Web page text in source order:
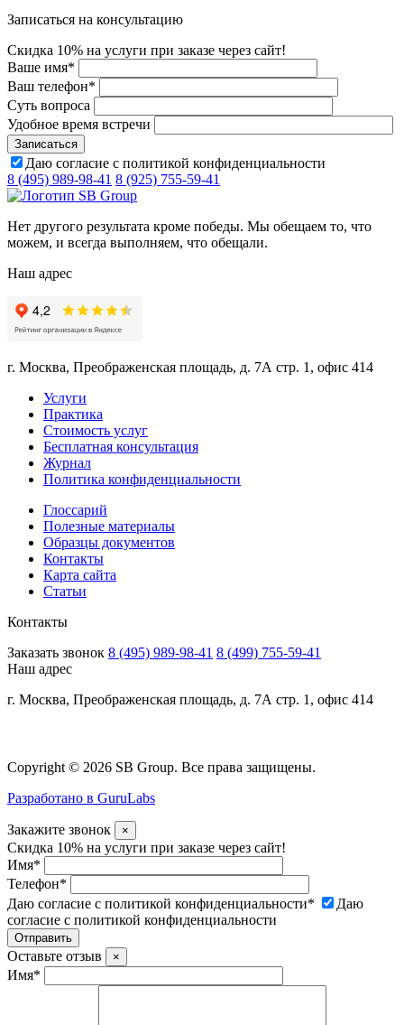
Записаться на консультацию
Скидка 10% на услуги при заказе через сайт!
Ваше имя*
Ваш телефон*
Суть вопроса
Удобное время встречи
Даю согласие с политикой конфиденциальности
8 (495) 989-98-41 8 (925) 755-59-41
Нет другого результата кроме победы. Мы обещаем то, что
можем, и всегда выполняем, что обещали.
Наш адрес
г. Москва, Преображенская площадь, д. 7А стр. 1, офис 414
Услуги
Практика
Стоимость услуг
Бесплатная консультация
Журнал
Политика конфиденциальности
Глоссарий
Полезные материалы
Образцы документов
Контакты
Карта сайта
Статьи
Контакты
Заказать звонок 8 (495) 989-98-41 8 (499) 755-59-41
Наш адрес
г. Москва, Преображенская площадь, д. 7А стр. 1, офис 414
Copyright © 2026 SB Group. Все права защищены.
Разработано в GuruLabs
Закажите звонок ×
Скидка 10% на услуги при заказе через сайт!
Имя*
Телефон*
Даю согласие с политикой конфиденциальности*
Даю
согласие с политикой конфиденциальности
Оставьте отзыв ×
Имя*